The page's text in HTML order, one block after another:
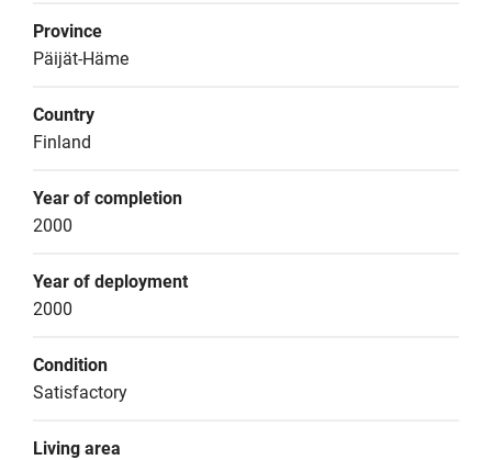
Province
Päijät-Häme
Country
Finland
Year of completion
2000
Year of deployment
2000
Condition
Satisfactory
Living area